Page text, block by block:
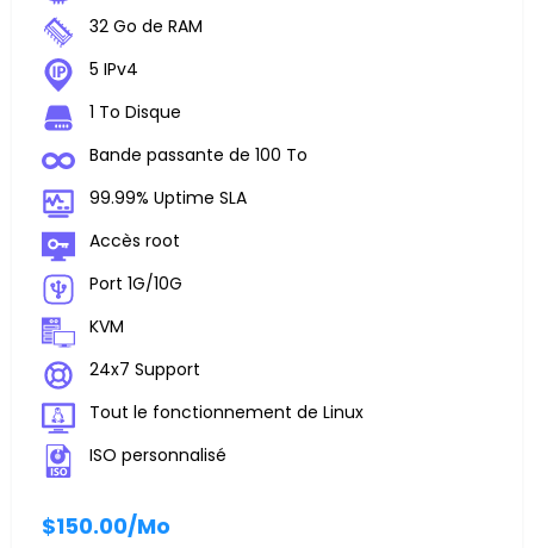
32 Go de RAM
5 IPv4
1 To Disque
Bande passante de 100 To
99.99% Uptime SLA
Accès root
Port 1G/10G
KVM
24x7 Support
Tout le fonctionnement de Linux
ISO personnalisé
$150.00/Mo